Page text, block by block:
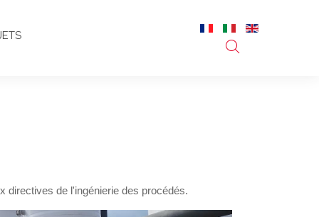
directives de l'ingénierie des procédés.